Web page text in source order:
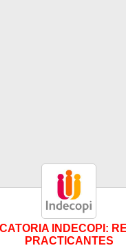
INDECOPI:
PRACTICANTES